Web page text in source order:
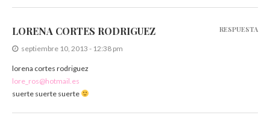
LORENA CORTES RODRIGUEZ
septiembre 10, 2013 - 12:38 pm
lorena cortes rodriguez
lore_ros@hotmail.es
suerte suerte suerte
RESPUESTA